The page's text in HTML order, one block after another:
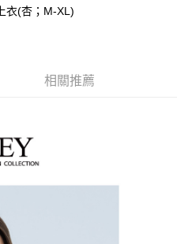
成立後會自動跳轉到大哥付的交易
數、繳款截止日，確認付款後即完
未達大哥付你分期系統評分，恕無
商條碼／台灣大直營門市／銀行轉
繳費。
需儲值。
可結帳。
款。
後，將跳轉至「AFTEE先享後付」
即可完成結帳。
簡訊。
)免運費
)免運費
衣(杏；M-XL)
相關推薦